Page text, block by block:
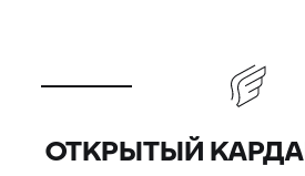
ОТКРЫТЫЙ